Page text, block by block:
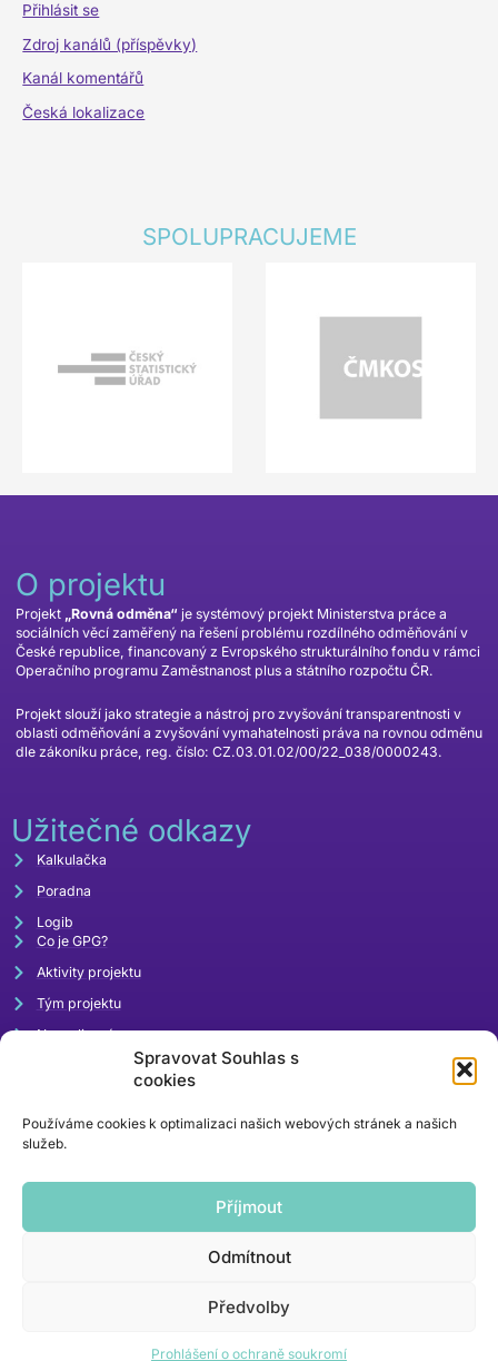
Spravovat Souhlas s
cookies
Používáme cookies k optimalizaci našich webových stránek a našich
služeb.
Příjmout
Odmítnout
Předvolby
Prohlášení o ochraně soukromí
Přihlásit se
Zdroj kanálů (příspěvky)
Kanál komentářů
Česká lokalizace
SPOLUPRACUJEME
O projektu
Projekt „Rovná odměna“ je systémový projekt Ministerstva práce a
sociálních věcí zaměřený na řešení problému rozdílného odměňování v
České republice, financovaný z Evropského strukturálního fondu v rámci
Operačního programu Zaměstnanost plus a státního rozpočtu ČR.
Projekt slouží jako strategie a nástroj pro zvyšování transparentnosti v
oblasti odměňování a zvyšování vymahatelnosti práva na rovnou odměnu
dle zákoníku práce, reg. číslo: CZ.03.01.02/00/22_038/0000243.
Užitečné odkazy
Kalkulačka
Poradna
Logib
Co je GPG?
Aktivity projektu
Tým projektu
Napsali o nás